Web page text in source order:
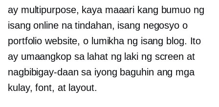
ay multipurpose, kaya maaari kang bumuo ng
isang online na tindahan, isang negosyo o
portfolio website, o lumikha ng isang blog. Ito
ay umaangkop sa lahat ng laki ng screen at
nagbibigay-daan sa iyong baguhin ang mga
kulay, font, at layout.